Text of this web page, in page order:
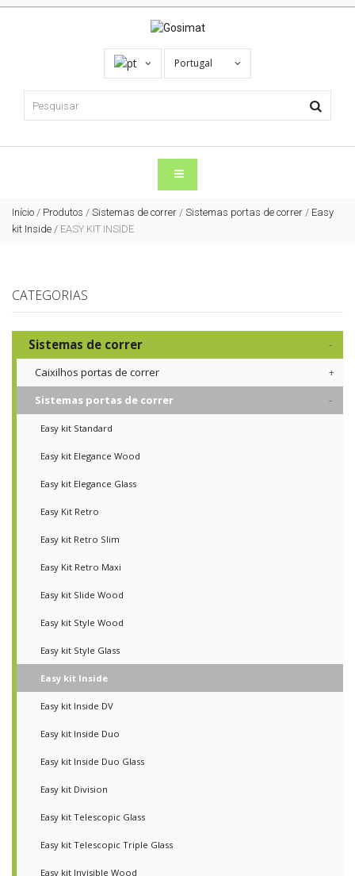
Portugal
Início / Produtos / Sistemas de correr / Sistemas portas de correr / Easy
kit Inside / EASY KIT INSIDE
CATEGORIAS
Sistemas de correr
Caixilhos portas de correr
Sistemas portas de correr
Easy kit Standard
Easy kit Elegance Wood
Easy kit Elegance Glass
Easy Kit Retro
Easy kit Retro Slim
Easy Kit Retro Maxi
Easy kit Slide Wood
Easy kit Style Wood
Easy kit Style Glass
Easy kit Inside
Easy kit Inside DV
Easy kit Inside Duo
Easy kit Inside Duo Glass
Easy kit Division
Easy kit Telescopic Glass
Easy kit Telescopic Triple Glass
Easy kit Invisible Wood